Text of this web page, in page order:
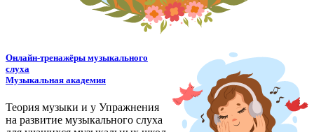
Онлайн-тренажёры музыкального
слуха
Музыкальная академия
Теория музыки и у Упражнения
на развитие музыкального слуха